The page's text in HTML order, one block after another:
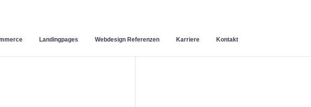
Landingpages Webdesign Referenzen Karriere Kontakt